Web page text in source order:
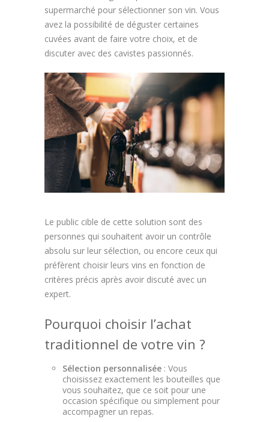
supermarché pour sélectionner son vin. Vous
avez la possibilité de déguster certaines
cuvées avant de faire votre choix, et de
discuter avec des cavistes passionnés.
Le public cible de cette solution sont des
personnes qui souhaitent avoir un contrôle
absolu sur leur sélection, ou encore ceux qui
préfèrent choisir leurs vins en fonction de
critères précis après avoir discuté avec un
expert.
Pourquoi choisir l’achat
traditionnel de votre vin ?
Sélection personnalisée : Vous
choisissez exactement les bouteilles que
vous souhaitez, que ce soit pour une
occasion spécifique ou simplement pour
accompagner un repas.